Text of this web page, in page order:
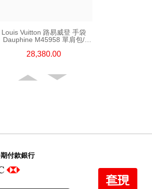
Louis Vuitton 路易威登 手袋
Dauphine M45958 單肩包/
28,380.00
付款銀行